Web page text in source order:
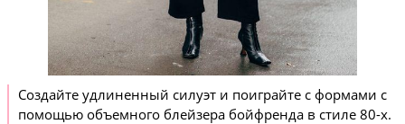
Создайте удлиненный силуэт и поиграйте с формами с
помощью объемного блейзера бойфренда в стиле 80-х.